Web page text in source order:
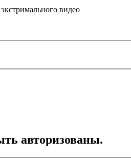
видео
авторизованы.